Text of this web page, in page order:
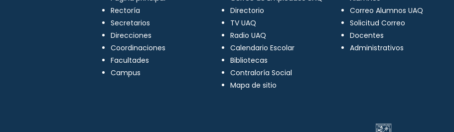
Rectoría
Secretarios
Direcciones
Coordinaciones
Facultades
Campus
Directorio
TV UAQ
Radio UAQ
Calendario Escolar
Bibliotecas
Contraloría Social
Mapa de sitio
Correo Alumnos UAQ
Solicitud Correo
Docentes
Administrativos